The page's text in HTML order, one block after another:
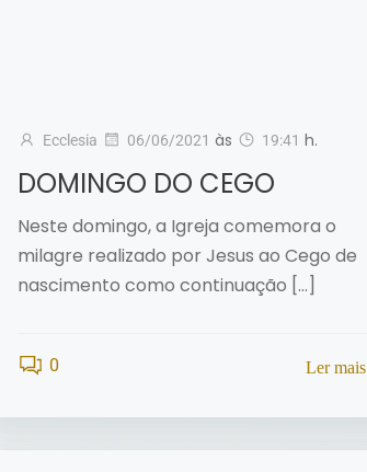
Ecclesia 06/06/2021 às 19:41 h.
DOMINGO DO CEGO
Neste domingo, a Igreja comemora o
milagre realizado por Jesus ao Cego de
nascimento como continuação […]
0 Ler mais